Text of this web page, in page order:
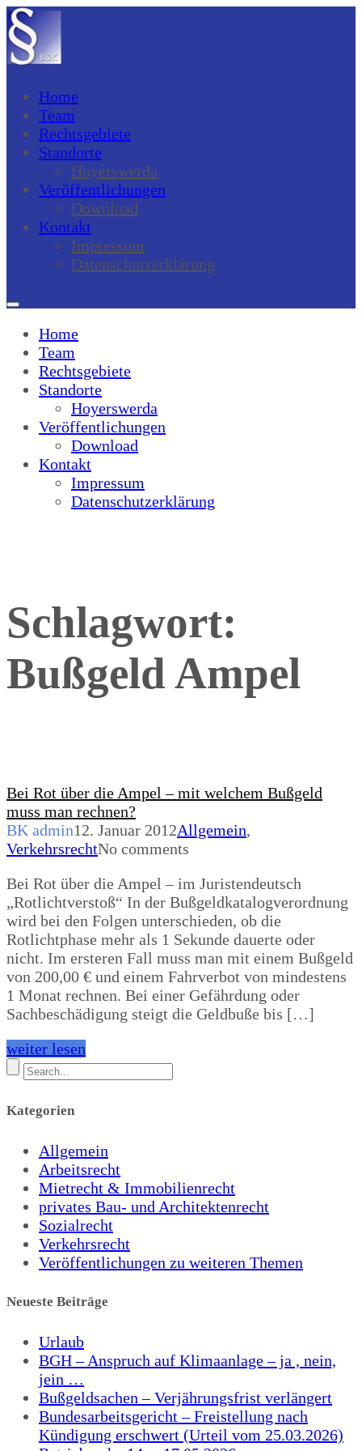
Home
Team
Rechtsgebiete
Standorte
Hoyerswerda
Veröffentlichungen
Download
Kontakt
Impressum
Datenschutzerklärung
Home
Team
Rechtsgebiete
Standorte
Hoyerswerda
Veröffentlichungen
Download
Kontakt
Impressum
Datenschutzerklärung
Schlagwort:
Bußgeld Ampel
Bei Rot über die Ampel – mit welchem Bußgeld
muss man rechnen?
BK admin12. Januar 2012Allgemein,
VerkehrsrechtNo comments
Bei Rot über die Ampel – im Juristendeutsch
„Rotlichtverstoß“ In der Bußgeldkatalogverordnung
wird bei den Folgen unterschieden, ob die
Rotlichtphase mehr als 1 Sekunde dauerte oder
nicht. Im ersteren Fall muss man mit einem Bußgeld
von 200,00 € und einem Fahrverbot von mindestens
1 Monat rechnen. Bei einer Gefährdung oder
Sachbeschädigung steigt die Geldbuße bis […]
weiter lesen
Kategorien
Allgemein
Arbeitsrecht
Mietrecht & Immobilienrecht
privates Bau- und Architektenrecht
Sozialrecht
Verkehrsrecht
Veröffentlichungen zu weiteren Themen
Neueste Beiträge
Urlaub
BGH – Anspruch auf Klimaanlage – ja , nein,
jein …
Bußgeldsachen – Verjährungsfrist verlängert
Bundesarbeitsgericht – Freistellung nach
Kündigung erschwert (Urteil vom 25.03.2026)